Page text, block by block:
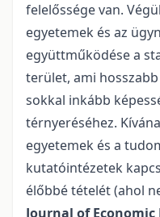
felelőssége van.
egyetemek és az
együttműködése a
terület, ami
sokkal inkább
térnyeréséhez.
egyetemek és a
kutatóintézetek
élőbbé tételét (ahol
Journal of Economic